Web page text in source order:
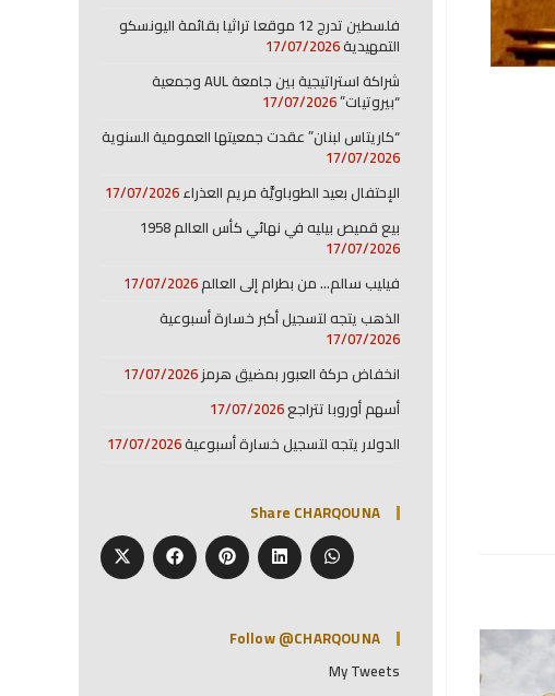
فلسطين تدرج 12 موقعا تراثيا بقائمة اليونسكو
التمهيدية17/07/2026
شراكة استراتيجية بين جامعة AUL وجمعية
“بيروتيات”17/07/2026
“كاريتاس لبنان” عقدت جمعيتها العمومية السنوية
17/07/2026
الإحتفال بعيد الطوباويَّة مريم العذراء17/07/2026
بيع قميص بيليه في نهائي كأس العالم 1958
17/07/2026
فيليب سالم… من بطرام إلى العالم17/07/2026
الذهب يتجه لتسجيل أكبر خسارة أسبوعية
17/07/2026
انخفاض حركة العبور بمضيق هرمز17/07/2026
أسهم أوروبا تتراجع17/07/2026
الدولار يتجه لتسجيل خسارة أسبوعية17/07/2026
Share CHARQOUNA
Follow @CHARQOUNA
My Tweets